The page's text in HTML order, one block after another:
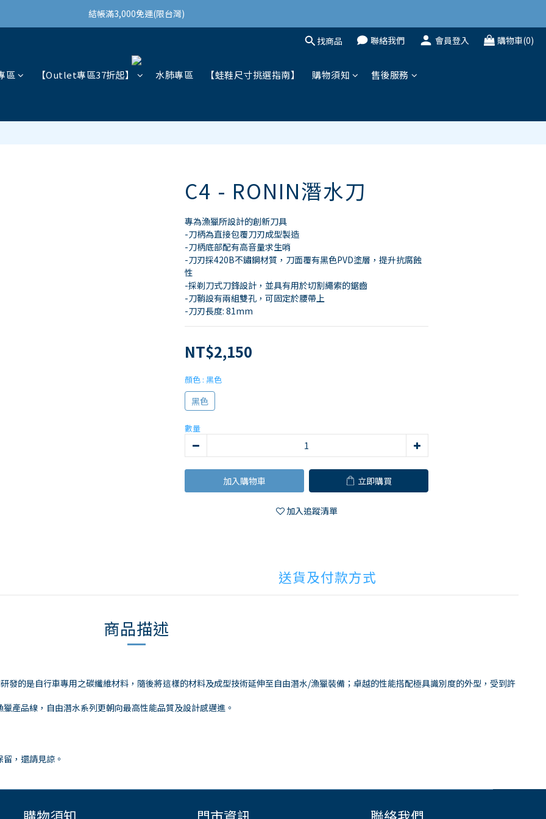
結帳滿3,000免運(限台灣)
結帳滿3,000免運(限台灣)
結帳滿3,000免運(限台灣)
找商品 聯絡我們 會員登入 購物車(0)
區 【Outlet專區37折起】 水肺專區 【蛙鞋尺寸挑選指南】 購物須知 售後服務
C4 - RONIN潛水刀
專為漁獵所設計的創新刀具
-刀柄為直接包覆刀刃成型製造
-刀柄底部配有高音量求生哨
-刀刃採420B不鏽鋼材質，刀面覆有黑色PVD塗層，提升抗腐蝕
性
-採剃刀式刀鋒設計，並具有用於切割繩索的鋸齒
-刀鞘設有兩組雙孔，可固定於腰帶上
-刀刃長度: 81mm
NT$2,150
顏色 : 黑色
黑色
數量
加入購物車 立即購買
加入追蹤清單
送貨及付款方式
商品描述
發的是自行車專用之碳纖維材料，隨後將這樣的材料及成型技術延伸至自由潛水/漁獵裝備；卓越的性能搭配極具識別度的外型，受到許
產品線，自由潛水系列更朝向最高性能品質及設計感邁進。
，還請見諒。
立即購買